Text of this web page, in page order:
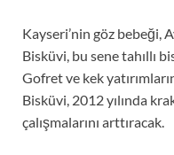
Kayseri’nin göz bebeği,
Bisküvi, bu sene tahıllı
Gofret ve kek
Bisküvi, 2012 yılında
çalışmalarını arttıracak.